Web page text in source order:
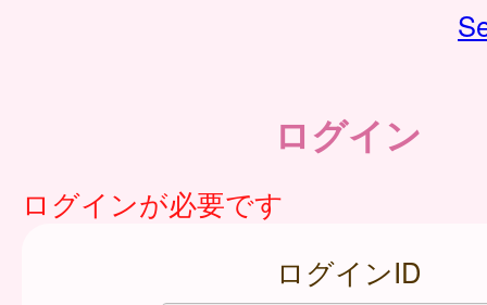
ログイン
ログインが必要です
ログインID